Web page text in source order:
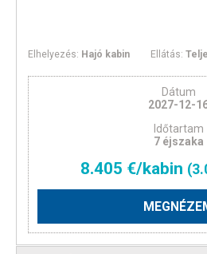
Elhelyezés: Hajó kabin Ellátás:
Dátum
2027-12-
Időtartam
7 éjszaka
8.405 €/kabin